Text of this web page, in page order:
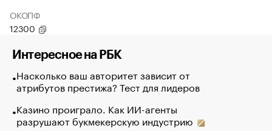
ОКОПФ
12300
Интересное на РБК
Насколько ваш авторитет зависит от
атрибутов престижа? Тест для лидеров
Казино проиграло. Как ИИ-агенты
разрушают букмекерскую индустрию